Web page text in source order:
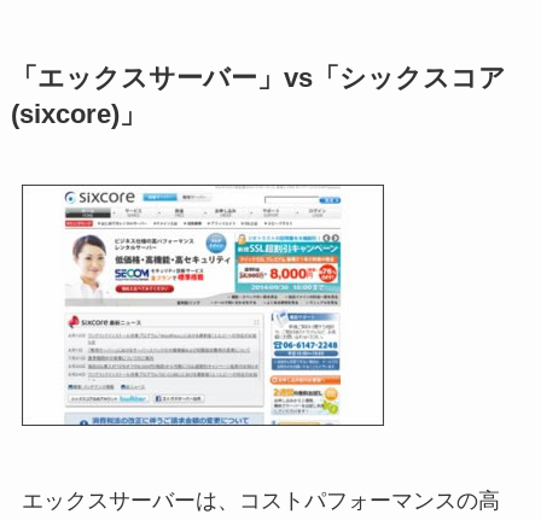
「エックスサーバー」vs「シックスコア
(sixcore)」
エックスサーバーは、コストパフォーマンスの高